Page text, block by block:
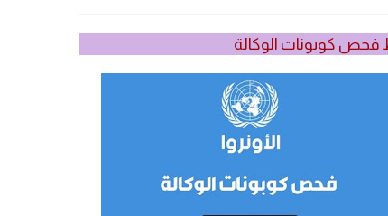
فحص كوبونات الوكالة